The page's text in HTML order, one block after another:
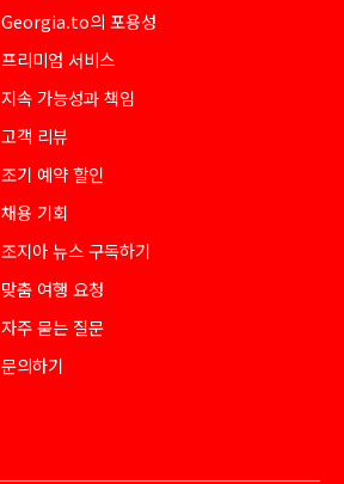
Georgia.to의 포용성
프리미엄 서비스
지속 가능성과 책임
고객 리뷰
조기 예약 할인
채용 기회
조지아 뉴스 구독하기
맞춤 여행 요청
자주 묻는 질문
문의하기